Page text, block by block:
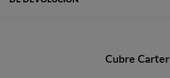
Cubre Carter